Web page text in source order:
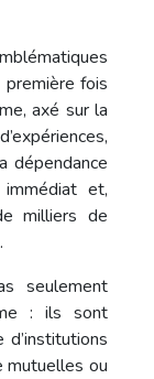
première fois
axé sur la
dépendance
et,
milliers de
seulement
: ils sont
mutuelles ou